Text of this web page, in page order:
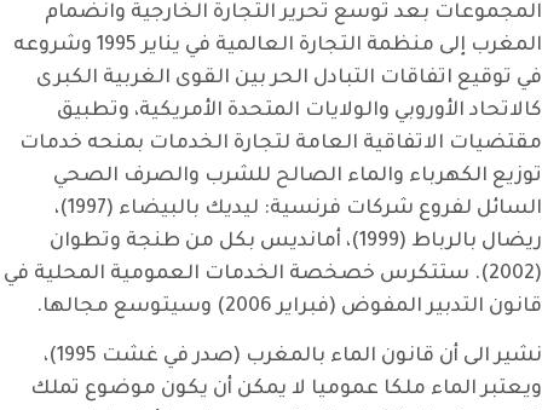
المجموعات بعد توسع تحرير التجارة الخارجية وانضمام
المغرب إلى منظمة التجارة العالمية في يناير 1995 وشروعه
في توقيع اتفاقات التبادل الحر بين القوى الغربية الكبرى
كالاتحاد الأوروبي والولايات المتحدة الأمريكية، وتطبيق
مقتضيات الاتفاقية العامة لتجارة الخدمات بمنحه خدمات
توزيع الكهرباء والماء الصالح للشرب والصرف الصحي
السائل لفروع شركات فرنسية: ليديك بالبيضاء (1997)،
ريضال بالرباط (1999)، أمانديس بكل من طنجة وتطوان
(2002). ستتكرس خصخصة الخدمات العمومية المحلية في
قانون التدبير المفوض (فبراير 2006) وسيتوسع مجالها.
نشير الى أن قانون الماء بالمغرب (صدر في غشت 1995)،
ويعتبر الماء ملكا عموميا لا يمكن أن يكون موضوع تملك